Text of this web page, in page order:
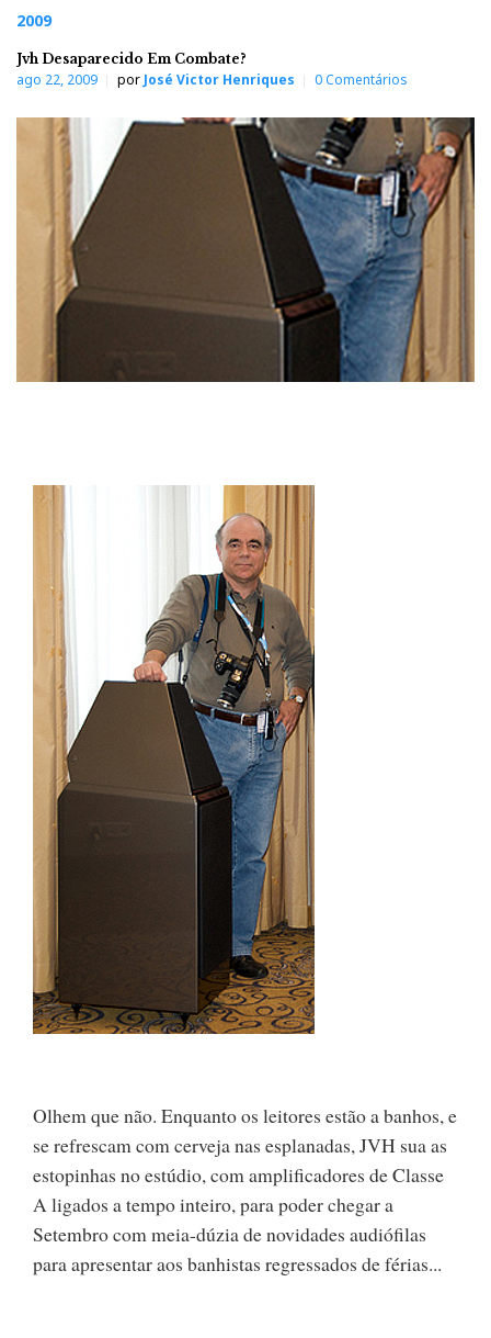
2009
Jvh Desaparecido Em Combate?
ago 22, 2009 por José Victor Henriques 0 Comentários
Olhem que não. Enquanto os leitores estão a banhos, e
se refrescam com cerveja nas esplanadas, JVH sua as
estopinhas no estúdio, com amplificadores de Classe
A ligados a tempo inteiro, para poder chegar a
Setembro com meia-dúzia de novidades audiófilas
para apresentar aos banhistas regressados de férias...